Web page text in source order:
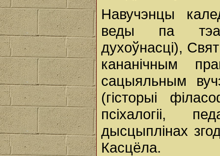
Навучэнцы
веды па
духоўнасці),
кананічным
сацыяльным
(гісторыі
псіхалогіі,
дысцыплінах
Касцёла.